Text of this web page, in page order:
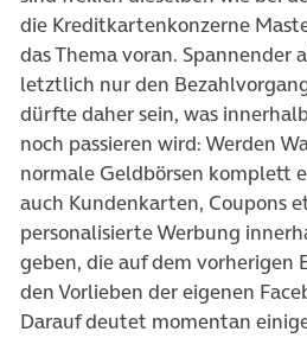
die Kreditkartenkonzerne
das Thema voran. Spannender
letztlich nur den
dürfte daher sein, was
noch passieren wird: Werden
normale Geldbörsen komplett
auch Kundenkarten, Coupons
personalisierte Werbung
geben, die auf dem vorherigen
den Vorlieben der eigenen
Darauf deutet momentan